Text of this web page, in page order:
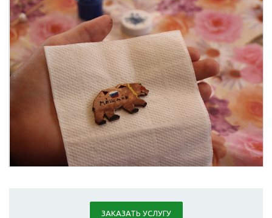
ЗАКАЗАТЬ УСЛУГУ